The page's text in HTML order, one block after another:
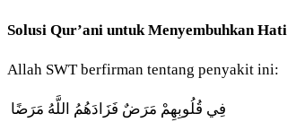
Solusi Qur’ani untuk Menyembuhkan Hati
Allah SWT berfirman tentang penyakit ini:
فِي قُلُوبِهِمْ مَرَضٌ فَزَادَهُمُ اللَّهُ مَرَضًا